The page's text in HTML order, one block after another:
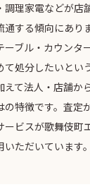
理家電などが店
する傾向にあり
ブル・カウンタ
て処分したいとい
て法人・店舗か
特徴です。査定
ビスが歌舞伎町
ただいています。